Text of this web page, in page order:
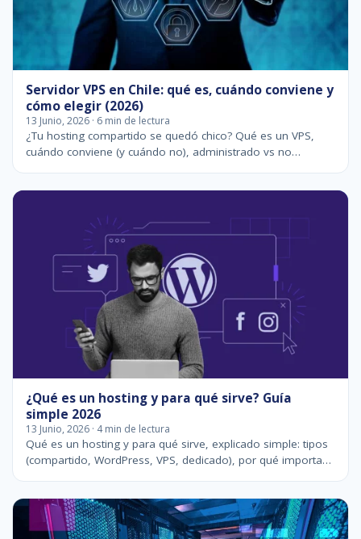
Servidor VPS en Chile: qué es, cuándo conviene y
cómo elegir (2026)
13 Junio, 2026 · 6 min de lectura
¿Tu hosting compartido se quedó chico? Qué es un VPS,
cuándo conviene (y cuándo no), administrado vs no…
¿Qué es un hosting y para qué sirve? Guía
simple 2026
13 Junio, 2026 · 4 min de lectura
Qué es un hosting y para qué sirve, explicado simple: tipos
(compartido, WordPress, VPS, dedicado), por qué importa…